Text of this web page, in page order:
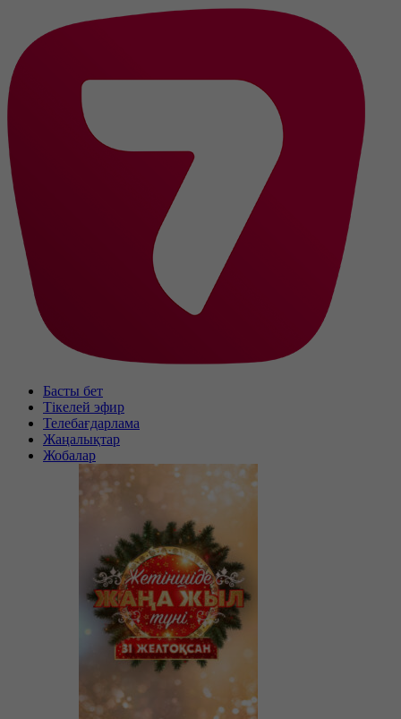
Басты бет
Тікелей эфир
Телебағдарлама
Жаңалықтар
Жобалар